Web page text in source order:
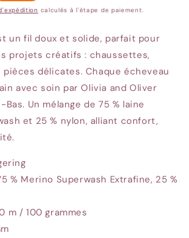
calculés à l'étape de paiement.
un fil doux et solide, parfait pour
projets créatifs : chaussettes,
délicates. Chaque écheveau
avec soin par Olivia and Oliver
Bas. Un mélange de 75 % laine
et 25 % nylon, alliant confort,
% Merino Superwash Extrafine, 25 %
m / 100 grammes